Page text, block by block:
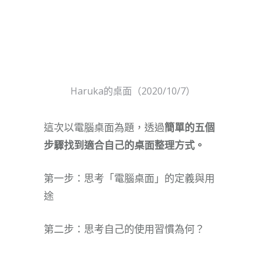
Haruka的桌面（2020/10/7）
這次以電腦桌面為題，透過簡單的五個
步驟找到適合自己的桌面整理方式。
第一步：思考「電腦桌面」的定義與用
途
第二步：思考自己的使用習慣為何？